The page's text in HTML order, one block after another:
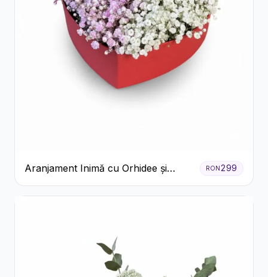
Aranjament Inimă cu Orhidee și
Floarea Miresei
RON299